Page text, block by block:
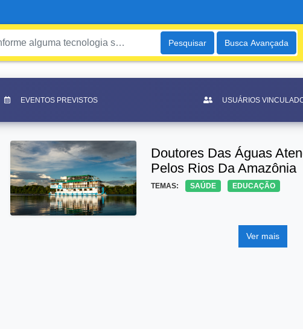
Pesquisar Busca Avançada
EVENTOS PREVISTOS USUÁRIOS
Doutores Das Águas
Pelos Rios Da Amazônia
TEMAS: SAÚDE EDUCAÇÃO
Ver mais